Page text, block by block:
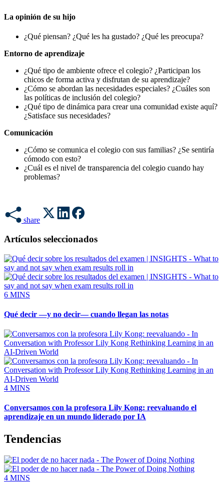
La opinión de su hijo
¿Qué piensan? ¿Qué les ha gustado? ¿Qué les preocupa?
Entorno de aprendizaje
¿Qué tipo de ambiente ofrece el colegio? ¿Participan los
chicos de forma activa y disfrutan de su aprendizaje?
¿Cómo se abordan las necesidades especiales? ¿Cuáles son
las políticas de inclusión del colegio?
¿Qué tipo de dinámica para crear una comunidad existe aquí?
¿Satisface sus necesidades?
Comunicación
¿Cómo se comunica el colegio con sus familias? ¿Se sentiría
cómodo con esto?
¿Cuál es el nivel de transparencia del colegio cuando hay
problemas?
share
Artículos seleccionados
6 MINS
Qué decir —y no decir— cuando llegan las notas
4 MINS
Conversamos con la profesora Lily Kong: reevaluando el
aprendizaje en un mundo liderado por IA
Tendencias
4 MINS